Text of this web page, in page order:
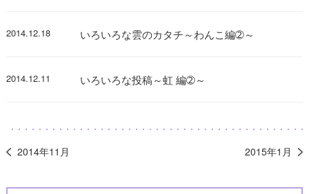
2014.12.18 いろいろな雲のカタチ～わんこ編➁～
2014.12.11 いろいろな投稿～虹 編➁～
2014年11月 2015年1月